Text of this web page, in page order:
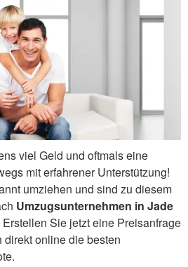
viel Geld und oftmals eine
mit erfahrener Unterstützung!
umziehen und sind zu diesem
Umzugsunternehmen in Jade
Erstellen Sie jetzt eine Preisanfrage
online die besten